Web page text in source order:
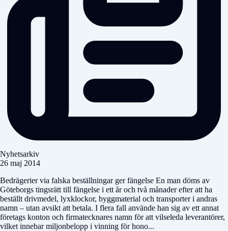
Nyhetsarkiv
26 maj 2014
Bedrägerier via falska beställningar ger fängelse En man döms av
Göteborgs tingsrätt till fängelse i ett år och två månader efter att ha
beställt drivmedel, lyxklockor, byggmaterial och transporter i andras
namn – utan avsikt att betala. I flera fall använde han sig av ett annat
företags konton och firmatecknares namn för att vilseleda leverantörer,
vilket innebar miljonbelopp i vinning för hono...